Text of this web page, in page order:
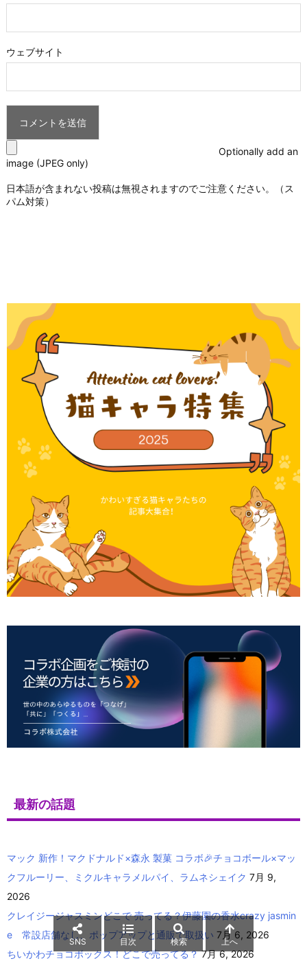
ウェブサイト
Optionally add an
image (JPEG only)
日本語が含まれない投稿は無視されますのでご注意ください。（ス
パム対策）
最新の話題
マック 新作！マクドナルド×森永 製菓 コラボ🎉チョコボール×マッ
クフルーリー、ミクルキャラメルパイ、ラムネシェイク 7月 9,
2026
クレイジージャスミンどこで 売ってる？伊藤園の香水crazy jasmin
e 常設店舗なし、ポップアップと通販で取扱い 7月 6, 2026
ちいかわチョコボックス！どこで売ってる？ 7月 6, 2026
SNS 目次 検索 上へ